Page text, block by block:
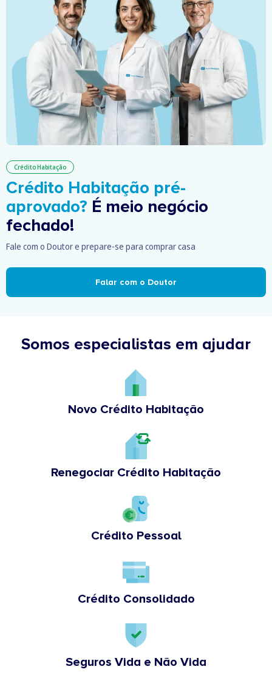
Crédito Habitação
Crédito Habitação pré-
aprovado? É meio negócio
fechado!
Fale com o Doutor e prepare-se para comprar casa
Falar com o Doutor
Somos especialistas em ajudar
Novo Crédito Habitação
Renegociar Crédito Habitação
Crédito Pessoal
Crédito Consolidado
Seguros Vida e Não Vida